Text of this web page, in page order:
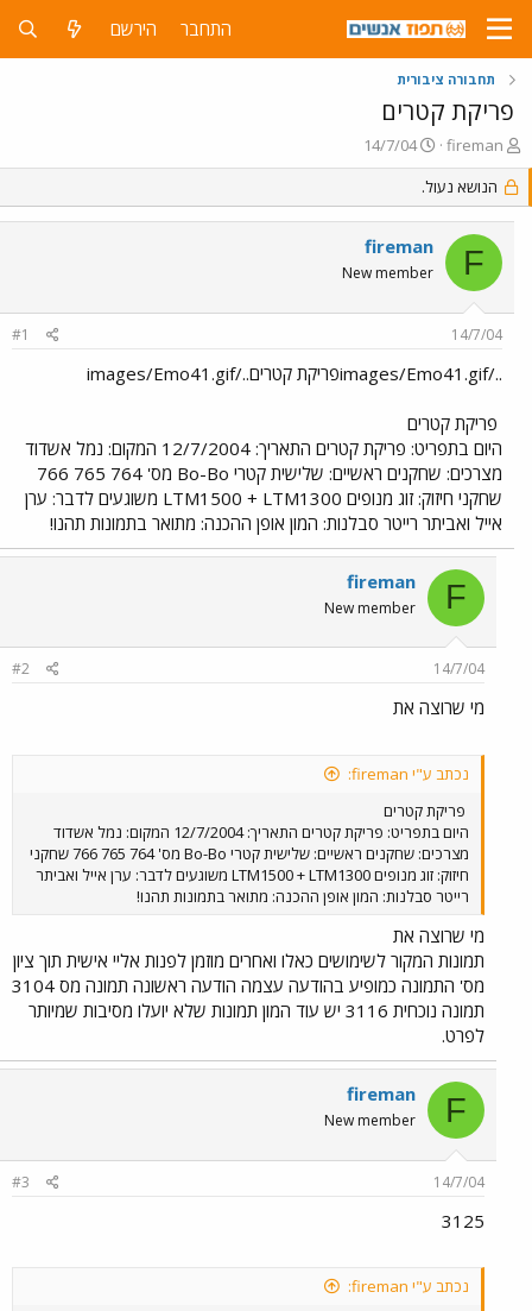
התחבר הירשם
תחבורה ציבורית
פריקת קטרים
פ
ו
ת
ח
נ
ו
א
fireman
פ
ו
ס
ב
ת
ר
14/7/04
הנושא נעול.
F
fireman
New member
14/7/04
#1
../images/Emo41.gifפריקת קטרים../images/Emo41.gif
פריקת קטרים
היום בתפריט: פריקת קטרים התאריך: 12/7/2004 המקום: נמל אשדוד
מצרכים: שחקנים ראשיים: שלישית קטרי Bo-Bo מס' 764 765 766
שחקני חיזוק: זוג מנופים LTM1500 + LTM1300 משוגעים לדבר: ערן
אייל ואביתר רייטר סבלנות: המון אופן ההכנה: מתואר בתמונות תהנו!
F
fireman
New member
14/7/04
#2
מי שרוצה את
נכתב ע"י fireman:
פריקת קטרים
היום בתפריט: פריקת קטרים התאריך: 12/7/2004 המקום: נמל אשדוד
מצרכים: שחקנים ראשיים: שלישית קטרי Bo-Bo מס' 764 765 766 שחקני
חיזוק: זוג מנופים LTM1500 + LTM1300 משוגעים לדבר: ערן אייל ואביתר
רייטר סבלנות: המון אופן ההכנה: מתואר בתמונות תהנו!
מי שרוצה את
תמונות המקור לשימושים כאלו ואחרים מוזמן לפנות אליי אישית תוך ציון
מס' התמונה כמופיע בהודעה עצמה הודעה ראשונה תמונה מס 3104
תמונה נוכחית 3116 יש עוד המון תמונות שלא יועלו מסיבות שמיותר
לפרט.
F
fireman
New member
14/7/04
#3
3125
נכתב ע"י fireman: